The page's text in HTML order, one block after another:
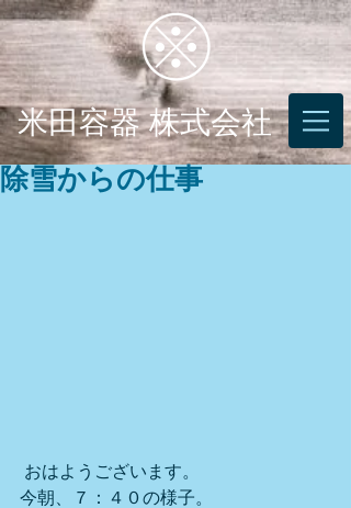
米田容器 株式会社
除雪からの仕事
おはようございます。
今朝、７：４０の様子。